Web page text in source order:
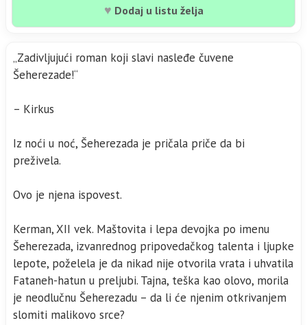
♥ Dodaj u listu želja
„Zadivljujući roman koji slavi nasleđe čuvene
Šeherezade!“
– Kirkus
Iz noći u noć, Šeherezada je pričala priče da bi
preživela.
Ovo je njena ispovest.
Kerman, XII vek. Maštovita i lepa devojka po imenu
Šeherezada, izvanrednog pripovedačkog talenta i ljupke
lepote, poželela je da nikad nije otvorila vrata i uhvatila
Fataneh-hatun u preljubi. Tajna, teška kao olovo, morila
je neodlučnu Šeherezadu – da li će njenim otkrivanjem
slomiti malikovo srce?